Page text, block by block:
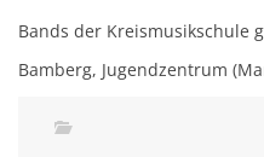
Bands der Kreismusikschule
Bamberg, Jugendzentrum